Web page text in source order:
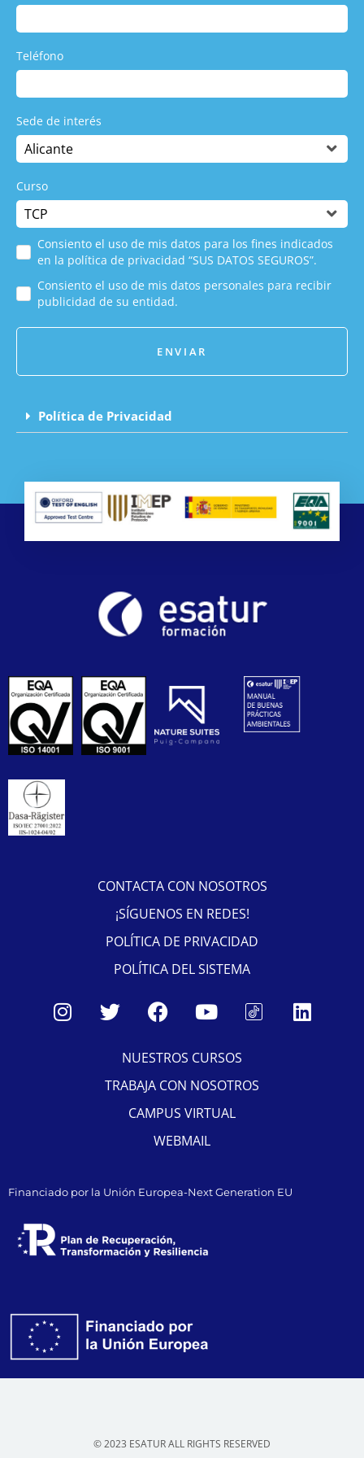
Teléfono
Sede de interés
Curso
Consiento el uso de mis datos para los fines indicados
en la política de privacidad “SUS DATOS SEGUROS”.
Consiento el uso de mis datos personales para recibir
publicidad de su entidad.
ENVIAR
Política de Privacidad
CONTACTA CON NOSOTROS
¡SÍGUENOS EN REDES!
POLÍTICA DE PRIVACIDAD
POLÍTICA DEL SISTEMA
NUESTROS CURSOS
TRABAJA CON NOSOTROS
CAMPUS VIRTUAL
WEBMAIL
Financiado por la Unión Europea-Next Generation EU
© 2023 ESATUR ALL RIGHTS RESERVED